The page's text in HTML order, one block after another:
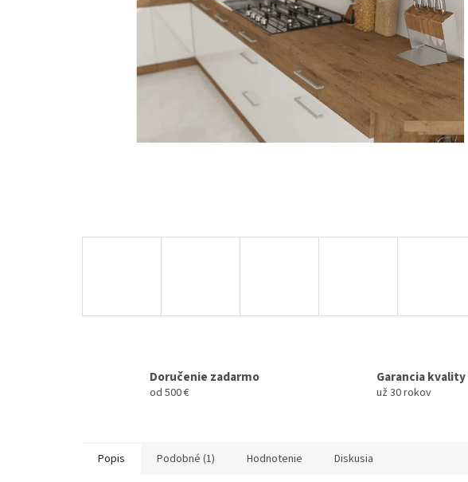
Doručenie zadarmo
od 500 €
Garancia kvality
už 30 rokov
Popis Podobné (1) Hodnotenie Diskusia